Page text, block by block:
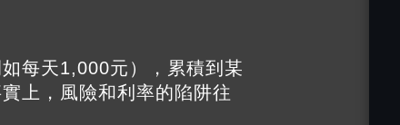
每天1,000元），累積到某
上，風險和利率的陷阱往